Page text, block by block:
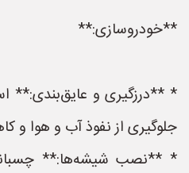
**خودروسازی:**
* **درزگیری و عایق‌بندی:**
جلوگیری از نفوذ آب و هوا و
* **نصب شیشه‌ها:**